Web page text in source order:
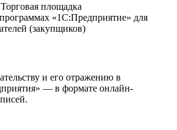
площадка
«1С:Предприятие» для
(закупщиков)
и его отражению в
— в формате онлайн-